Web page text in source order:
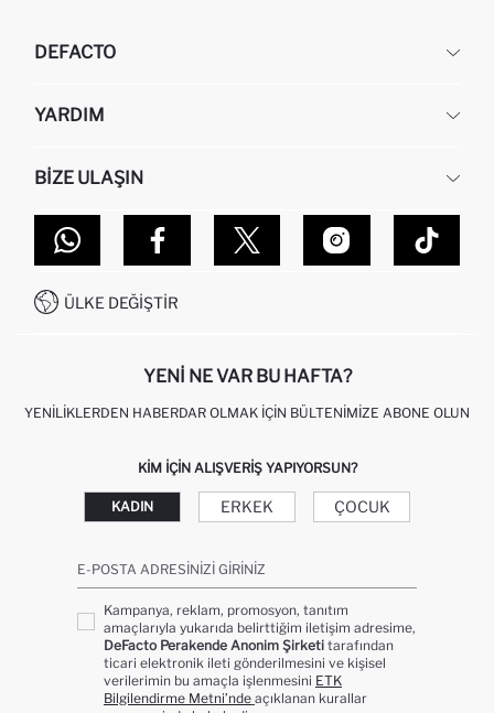
DEFACTO
HAKKIMIZDA
KURUMSAL SATIŞ
DEFACTO TEKNOLOJI
SITEMAP
YARDIM
SIPARIŞIMI NASIL TAKIP EDERIM?
NASIL İADE EDERIM?
GIFT CLUB SIKÇA SORULAN SORULAR
İŞLEM REHBERI
KAMPANYALAR
BIZE ULAŞIN
MAĞAZALARIMIZ
İLETIŞIM FORMU
0850 333 22 86
ÜLKE DEĞIŞTIR
YENI NE VAR BU HAFTA?
YENILIKLERDEN HABERDAR OLMAK İÇIN BÜLTENIMIZE ABONE OLUN
KIM IÇIN ALIŞVERIŞ YAPIYORSUN?
KADIN ERKEK ÇOCUK
E-POSTA ADRESINIZI GIRINIZ
Kampanya, reklam, promosyon, tanıtım
amaçlarıyla yukarıda belirttiğim iletişim adresime,
DeFacto Perakende Anonim Şirketi tarafından
ticari elektronik ileti gönderilmesini ve kişisel
verilerimin bu amaçla işlenmesini ETK
Bilgilendirme Metni’nde açıklanan kurallar